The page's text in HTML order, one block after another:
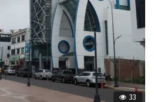
33